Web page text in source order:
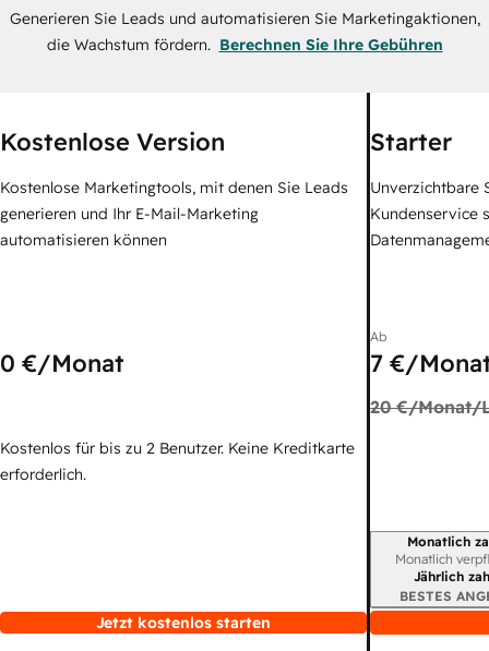
Generieren Sie Leads und automatisieren Sie Marketingaktionen,
die Wachstum fördern. Berechnen Sie Ihre Gebühren
Kostenlose Version
Kostenlose Marketingtools, mit denen Sie Leads
generieren und Ihr E-Mail-Marketing
automatisieren können
0 €/Monat
Kostenlos für bis zu 2 Benutzer. Keine Kreditkarte
erforderlich.
Jetzt kostenlos starten
Starter
Unverzichtbare
Kundenservice
Ab
7 €/
20 €/Monat/
Monatlich
Monatlich
Jährlich
BESTES